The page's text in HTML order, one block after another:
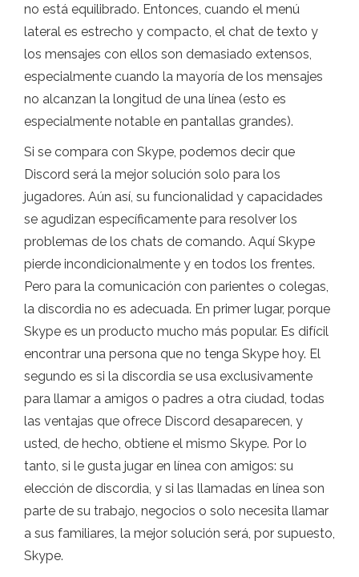
no está equilibrado. Entonces, cuando el menú
lateral es estrecho y compacto, el chat de texto y
los mensajes con ellos son demasiado extensos,
especialmente cuando la mayoría de los mensajes
no alcanzan la longitud de una línea (esto es
especialmente notable en pantallas grandes).
Si se compara con Skype, podemos decir que
Discord será la mejor solución solo para los
jugadores. Aún así, su funcionalidad y capacidades
se agudizan específicamente para resolver los
problemas de los chats de comando. Aquí Skype
pierde incondicionalmente y en todos los frentes.
Pero para la comunicación con parientes o colegas,
la discordia no es adecuada. En primer lugar, porque
Skype es un producto mucho más popular. Es difícil
encontrar una persona que no tenga Skype hoy. El
segundo es si la discordia se usa exclusivamente
para llamar a amigos o padres a otra ciudad, todas
las ventajas que ofrece Discord desaparecen, y
usted, de hecho, obtiene el mismo Skype. Por lo
tanto, si le gusta jugar en línea con amigos: su
elección de discordia, y si las llamadas en línea son
parte de su trabajo, negocios o solo necesita llamar
a sus familiares, la mejor solución será, por supuesto,
Skype.